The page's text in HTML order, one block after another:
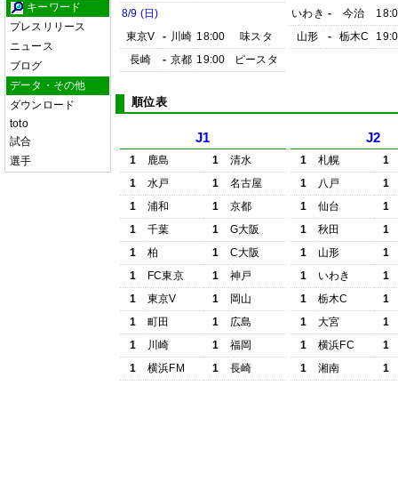
キーワード
プレスリリース
ニュース
ブログ
データ・その他
ダウンロード
toto
試合
選手
8/9 (日)
東京V
- 川崎 18:00
味スタ
長崎
- 京都 19:00 ピースタ
いわき - 今治
山形
- 栃木C
順位表
J1
1 鹿島 1
清水
1
水戸 1
名古屋
1
浦和 1
京都
1
千葉 1
G大阪
1
柏 1
C大阪
1
FC東京 1
神戸
1
東京V 1
岡山
1
町田 1
広島
1
川崎 1
福岡
1
横浜FM 1 長崎
J2
1 札幌
1
1
八戸
1
1
仙台
1
1
秋田
1
1
山形
1
1
いわき
1
1
栃木C
1
1
大宮
1
1
横浜FC
1
1
湘南 1